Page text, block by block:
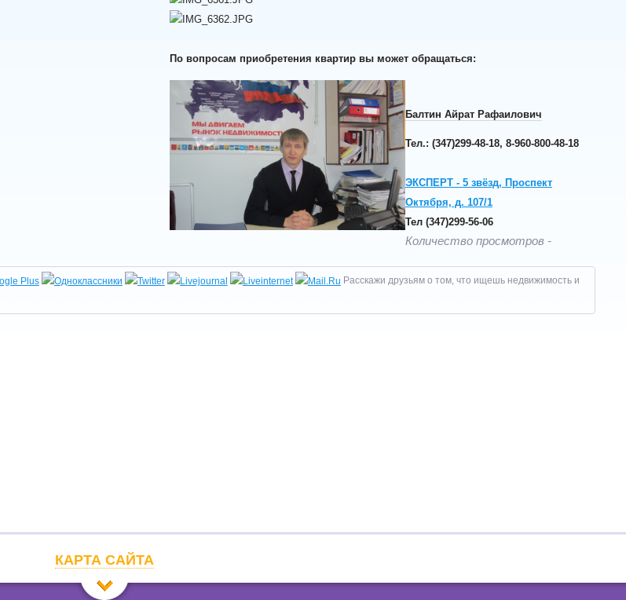
По вопросам приобретения квартир вы может обращаться:
Балтин Айрат Рафаилович
Тел.: (347)299-48-18, 8-960-800-48-18
ЭКСПЕРТ - 5 звёзд, Проспект
Октября, д. 107/1
Тел (347)299-56-06
Количество просмотров -
Расскажи друзьям о том, что ищешь недвижимость и
КАРТА САЙТА